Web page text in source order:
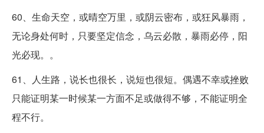
60、生命天空，或晴空万里，或阴云密布，或狂风暴雨，
无论身处何时，只要坚定信念，乌云必散，暴雨必停，阳
光必现。。
61、人生路，说长也很长，说短也很短。偶遇不幸或挫败
只能证明某一时候某一方面不足或做得不够，不能证明全
程不行。